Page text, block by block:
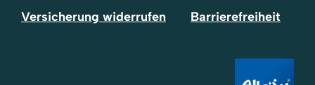
Versicherung widerrufen
Barrierefreiheit